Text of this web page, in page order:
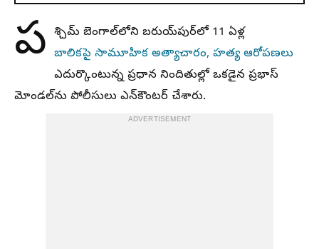
ప శ్చిమ్ బెంగాల్‌లోని బరుయ్‌పుర్‌లో 11 ఏళ్ల
బాలికపై సామూహిక అత్యాచారం, హత్య ఆరోపణలు
ఎదుర్కొంటున్న ప్రధాన నిందితుల్లో ఒకడైన ప్రభాస్
మోండల్‌ను పోలీసులు ఎన్‌కౌంటర్‌ చేశారు.
ADVERTISEMENT